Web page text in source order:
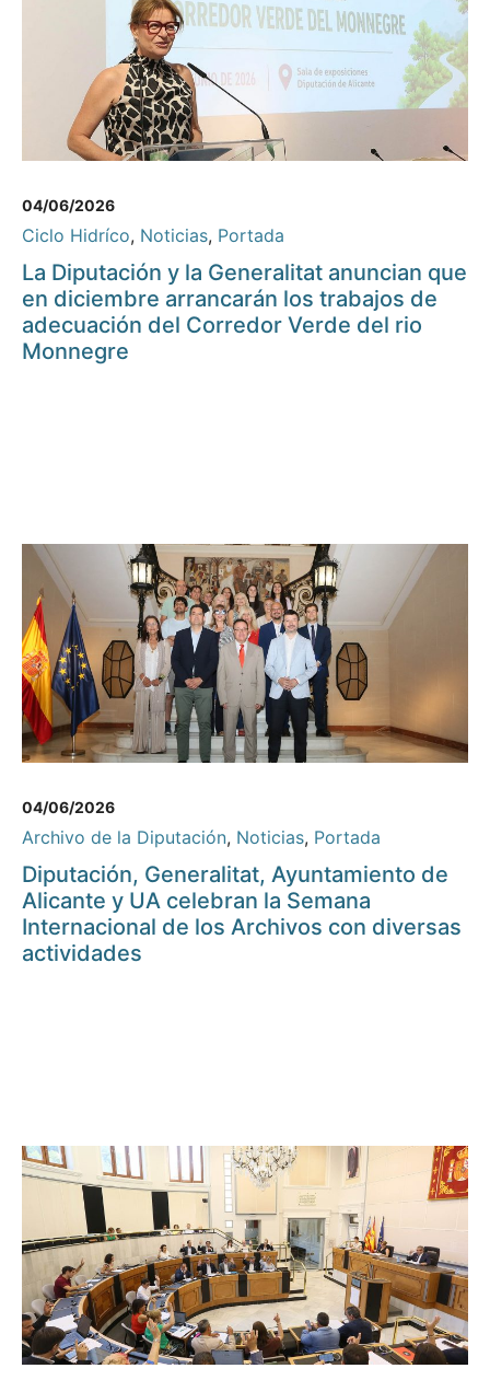
04/06/2026
Ciclo Hidríco, Noticias, Portada
La Diputación y la Generalitat anuncian que
en diciembre arrancarán los trabajos de
adecuación del Corredor Verde del rio
Monnegre
04/06/2026
Archivo de la Diputación, Noticias, Portada
Diputación, Generalitat, Ayuntamiento de
Alicante y UA celebran la Semana
Internacional de los Archivos con diversas
actividades